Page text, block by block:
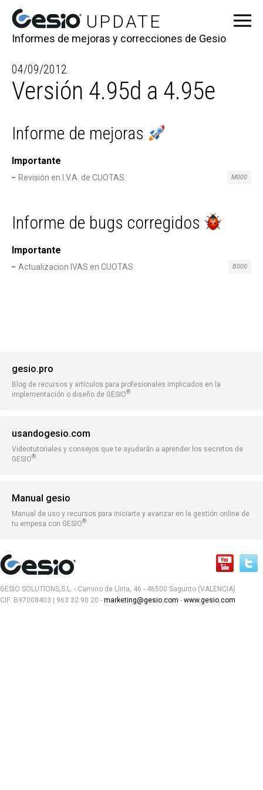
Informes de mejoras y correcciones de Gesio
04/09/2012
Versión 4.95d a 4.95e
Informe de mejoras
Importante
Revisión en I.V.A. de CUOTAS. M000
Informe de bugs corregidos
Importante
Actualizacion IVAS en CUOTAS B000
gesio.pro
Blog de recursos y artículos para profesionales implicados en la
implementación o diseño de GESIO®
usandogesio.com
Videotutoriales y consejos que te ayudarán a aprender los secretos de
GESIO®
Manual gesio
Manual de uso y recursos para iniciarte y avanzar en la gestión online de
tu empesa con GESIO®
GESIO SOLUTIONS,S.L. - Camino de Lliria, 46 - 46500 Sagunto (VALENCIA)
CIF: B97008403 | 963 32 90 20 - marketing@gesio.com - www.gesio.com